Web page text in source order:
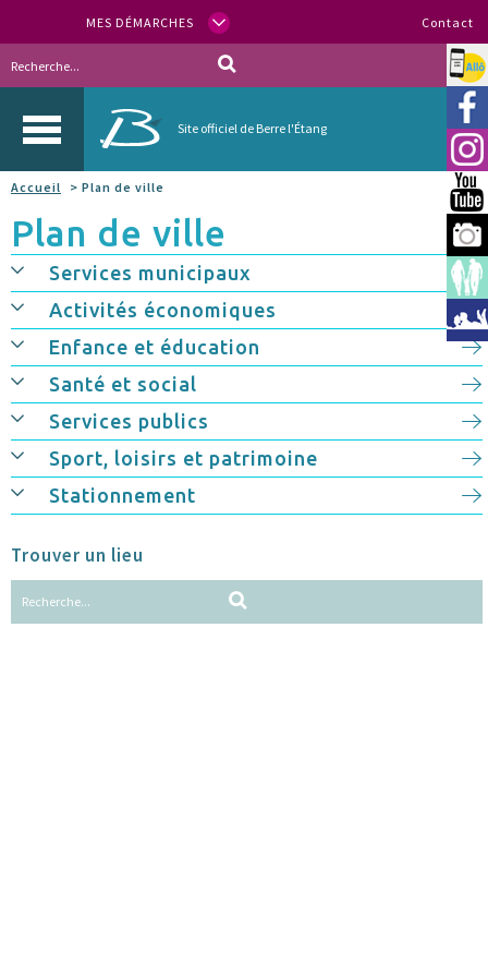
MES DÉMARCHES Contact
Site officiel de Berre l'Étang
Allo
Accueil > Plan de ville
Plan de ville
Services municipaux
Activités économiques
Enfance et éducation
Santé et social
Services publics
Sport, loisirs et patrimoine
Stationnement
Trouver un lieu